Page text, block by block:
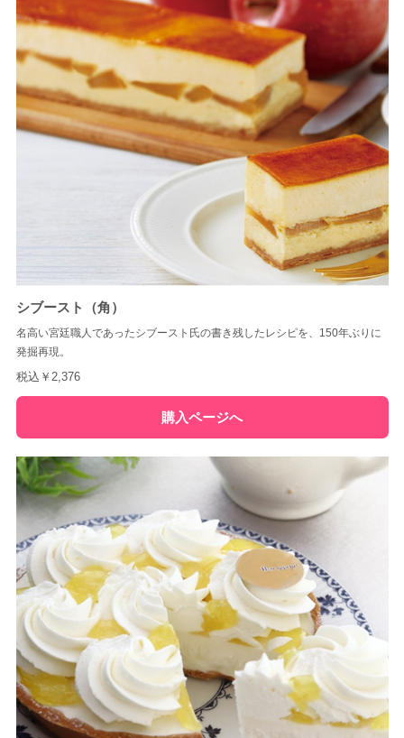
シブースト（角）
名高い宮廷職人であったシブースト氏の書き残したレシピを、150年ぶりに
発掘再現。
税込￥2,376
購入ページへ